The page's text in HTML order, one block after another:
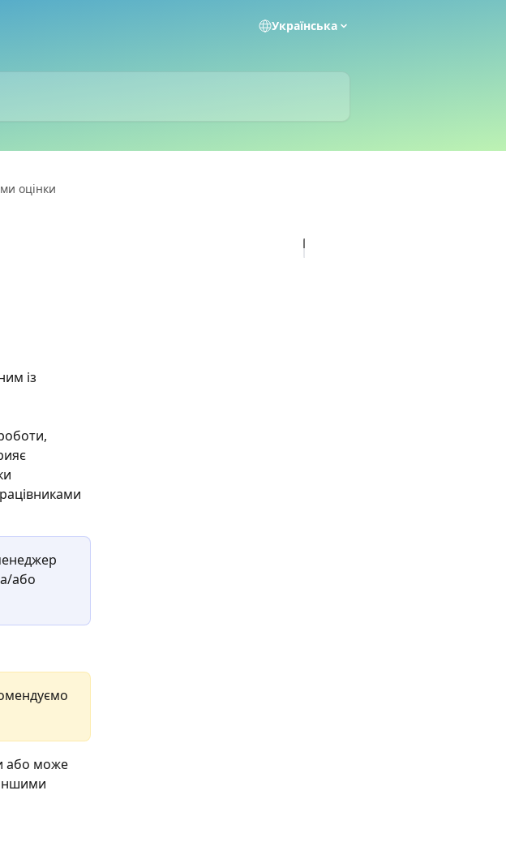
Українська
оцінки
із
або
або може